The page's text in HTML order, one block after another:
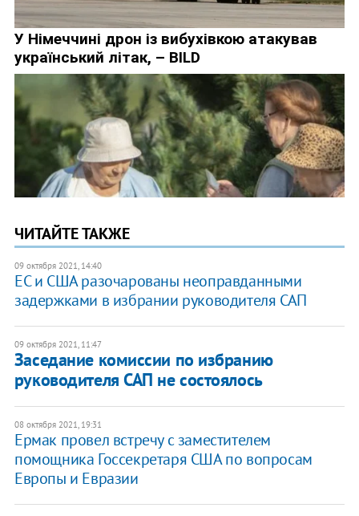
ЧИТАЙТЕ ТАКЖЕ
09 октября 2021, 14:40
ЕС и США разочарованы неоправданными
задержками в избрании руководителя САП
09 октября 2021, 11:47
Заседание комиссии по избранию
руководителя САП не состоялось
08 октября 2021, 19:31
Ермак провел встречу с заместителем
помощника Госсекретаря США по вопросам
Европы и Евразии